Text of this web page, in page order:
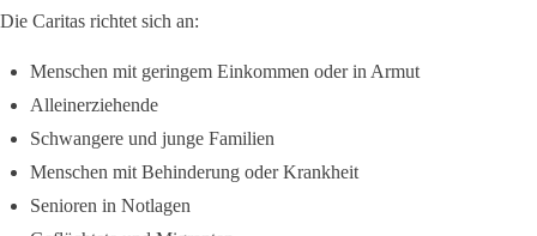
Die Caritas richtet sich an:
Menschen mit geringem Einkommen oder in Armut
Alleinerziehende
Schwangere und junge Familien
Menschen mit Behinderung oder Krankheit
Senioren in Notlagen